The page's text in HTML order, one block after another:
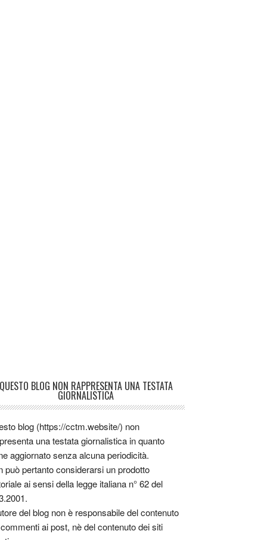
QUESTO BLOG NON RAPPRESENTA UNA TESTATA
GIORNALISTICA
blog (https://cctm.website/) non
una testata giornalistica in quanto
aggiornato senza alcuna periodicità.
può pertanto considerarsi un prodotto
ai sensi della legge italiana n° 62 del
del blog non è responsabile del contenuto
ai post, nè del contenuto dei siti